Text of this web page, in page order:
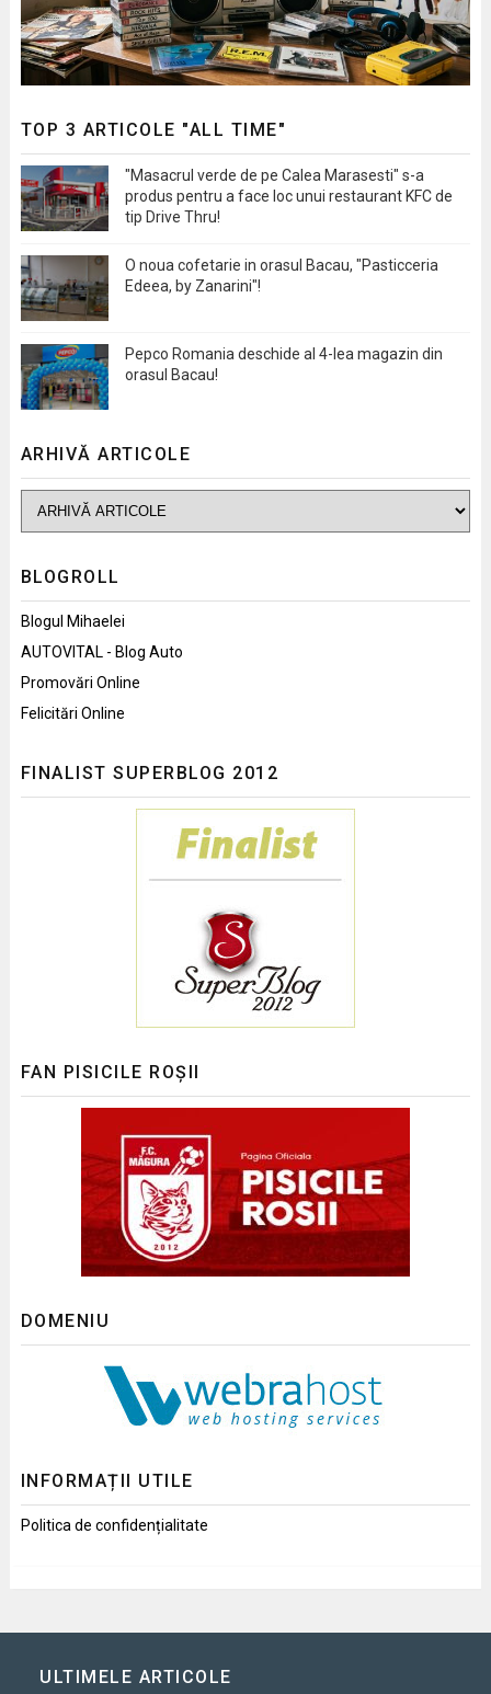
TOP 3 ARTICOLE "ALL TIME"
"Masacrul verde de pe Calea Marasesti" s-a
produs pentru a face loc unui restaurant KFC de
tip Drive Thru!
O noua cofetarie in orasul Bacau, "Pasticceria
Edeea, by Zanarini"!
Pepco Romania deschide al 4-lea magazin din
orasul Bacau!
ARHIVĂ ARTICOLE
BLOGROLL
Blogul Mihaelei
AUTOVITAL - Blog Auto
Promovări Online
Felicitări Online
FINALIST SUPERBLOG 2012
FAN PISICILE ROȘII
DOMENIU
INFORMAȚII UTILE
Politica de confidențialitate
ULTIMELE ARTICOLE